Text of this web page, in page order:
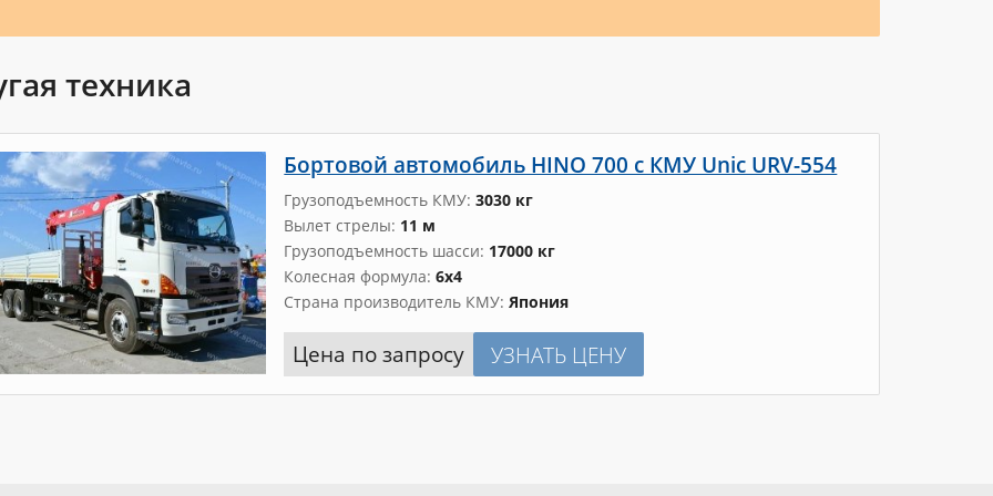
техника
Бортовой автомобиль HINO 700 с КМУ Unic URV-554
Грузоподъемность КМУ 3030 кг
Вылет стрелы 11 м
Грузоподъемность шасси 17000 кг
Колесная формула 6х4
Страна производитель КМУ Япония
Цена по запросу УЗНАТЬ ЦЕНУ